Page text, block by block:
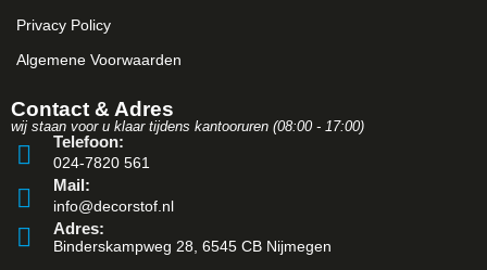
Privacy Policy
Algemene Voorwaarden
Contact & Adres
wij staan voor u klaar tijdens kantooruren (08:00 - 17:00)
Telefoon:
024-7820 561
Mail:
info@decorstof.nl
Adres:
Binderskampweg 28, 6545 CB Nijmegen